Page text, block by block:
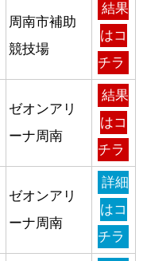
周南市補助
競技場
結果
はコ
チラ
ゼオンアリ
ーナ周南
結果
はコ
チラ
ゼオンアリ
ーナ周南
詳細
はコ
チラ